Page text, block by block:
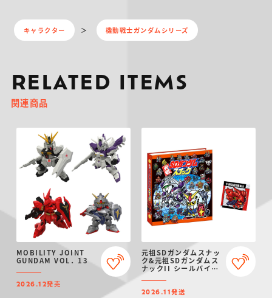
キャラクター 機動戦士ガンダムシリーズ
RELATED ITEMS
関連商品
MOBILITY JOINT
GUNDAM VOL．13
2026.12発売
元祖SDガンダムスナッ
ク&元祖SDガンダムス
ナックII シールバイン
ダイ限定】
2026.11発送